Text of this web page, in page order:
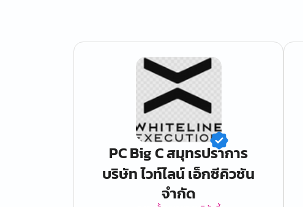
PC Big C สมุทรปราการ
บริษัท ไวท์ไลน์ เอ็กซีคิวชัน
จำกัด